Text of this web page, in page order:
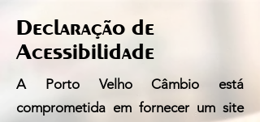
Declaração de
Acessibilidade
A Porto Velho Câmbio está
comprometida em fornecer um site